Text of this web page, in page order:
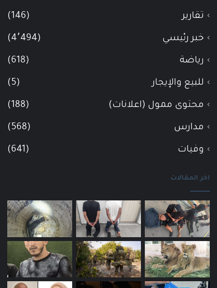
تقارير (146)
خبر رئيسي (4٬494)
رياضة (618)
للبيع والإيجار (5)
محتوى ممول (اعلانات) (188)
مدارس (568)
وفيات (641)
اخر المقالات